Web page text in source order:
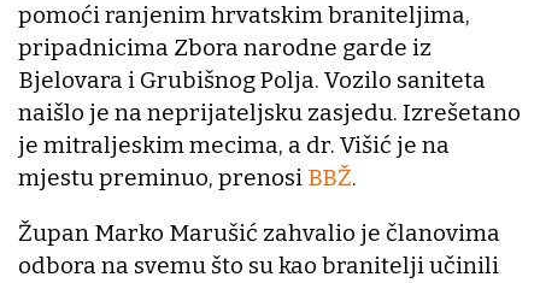
pomoći ranjenim hrvatskim braniteljima,
pripadnicima Zbora narodne garde iz
Bjelovara i Grubišnog Polja. Vozilo saniteta
naišlo je na neprijateljsku zasjedu. Izrešetano
je mitraljeskim mecima, a dr. Višić je na
mjestu preminuo, prenosi BBŽ.
Župan Marko Marušić zahvalio je članovima
odbora na svemu što su kao branitelji učinili